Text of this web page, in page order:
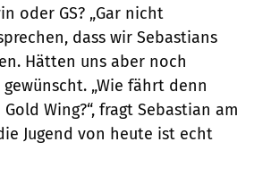
oder GS? „Gar nicht
dass wir Sebastians
Hätten uns aber noch
„Wie fährt denn
Wing?“, fragt Sebastian am
Jugend von heute ist echt